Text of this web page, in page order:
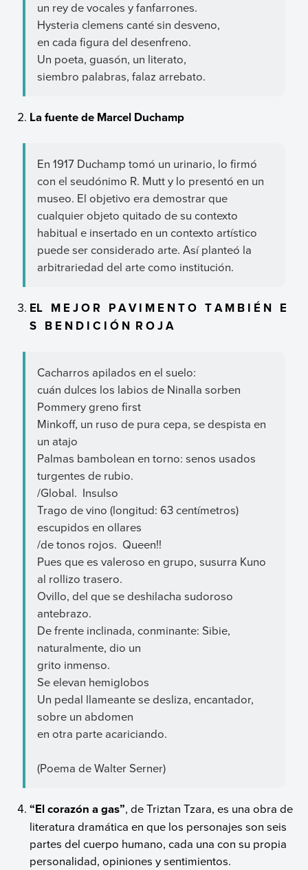
un rey de vocales y fanfarrones.
Hysteria clemens canté sin desveno,
en cada figura del desenfreno.
Un poeta, guasón, un literato,
siembro palabras, falaz arrebato.
La fuente de Marcel Duchamp
En 1917 Duchamp tomó un urinario, lo firmó
con el seudónimo R. Mutt y lo presentó en un
museo. El objetivo era demostrar que
cualquier objeto quitado de su contexto
habitual e insertado en un contexto artístico
puede ser considerado arte. Así planteó la
arbitrariedad del arte como institución.
EL M E J O R P A V I M E N T O T A M B I É N E
S B E N D I C I Ó N R O J A
Cacharros apilados en el suelo:
cuán dulces los labios de Ninalla sorben
Pommery greno first
Minkoff, un ruso de pura cepa, se despista en
un atajo
Palmas bambolean en torno: senos usados
turgentes de rubio.
/Global. Insulso
Trago de vino (longitud: 63 centímetros)
escupidos en ollares
/de tonos rojos. Queen!!
Pues que es valeroso en grupo, susurra Kuno
al rollizo trasero.
Ovillo, del que se deshilacha sudoroso
antebrazo.
De frente inclinada, conminante: Sibie,
naturalmente, dio un
grito inmenso.
Se elevan hemiglobos
Un pedal llameante se desliza, encantador,
sobre un abdomen
en otra parte acariciando.
(Poema de Walter Serner)
“El corazón a gas”, de Triztan Tzara, es una obra de
literatura dramática en que los personajes son seis
partes del cuerpo humano, cada una con su propia
personalidad, opiniones y sentimientos.